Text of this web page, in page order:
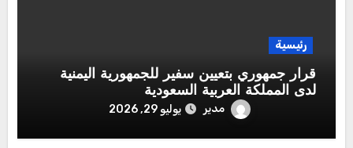
رئيسية
قرار جمهوري بتعيين سفير للجمهورية اليمنية
لدى المملكة العربية السعودية
مدير يوليو 29, 2026